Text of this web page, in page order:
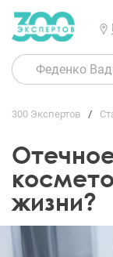
300 Экспертов
жизни?